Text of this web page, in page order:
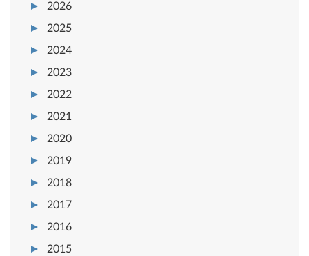
2026
2025
2024
2023
2022
2021
2020
2019
2018
2017
2016
2015